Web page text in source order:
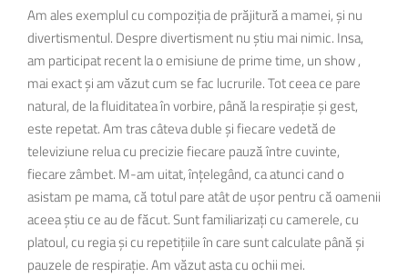
Am ales exemplul cu compoziția de prăjitură a mamei, și nu
divertismentul. Despre divertisment nu știu mai nimic. Insa,
am participat recent la o emisiune de prime time, un show ,
mai exact și am văzut cum se fac lucrurile. Tot ceea ce pare
natural, de la fluiditatea în vorbire, până la respirație și gest,
este repetat. Am tras câteva duble și fiecare vedetă de
televiziune relua cu precizie fiecare pauză între cuvinte,
fiecare zâmbet. M-am uitat, înțelegând, ca atunci cand o
asistam pe mama, că totul pare atât de ușor pentru că oamenii
aceea știu ce au de făcut. Sunt familiarizați cu camerele, cu
platoul, cu regia și cu repetițiile în care sunt calculate până și
pauzele de respirație. Am văzut asta cu ochii mei.